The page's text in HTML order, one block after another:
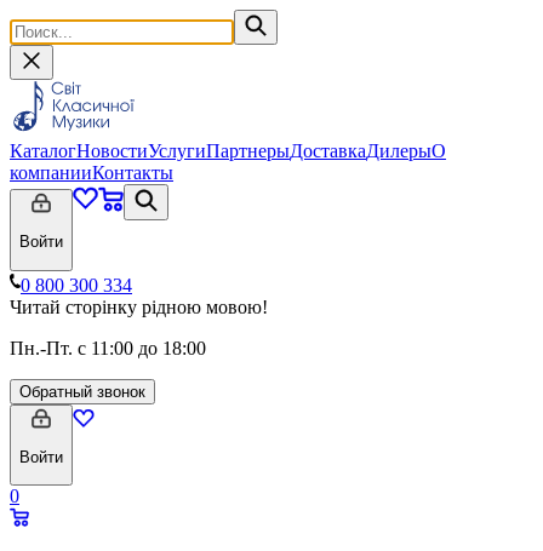
КаталогНовостиУслугиПартнерыДоставкаДилерыО
компанииКонтакты
Войти
0 800 300 334
Читай сторінку рідною мовою!
Пн.-Пт. с 11:00 до 18:00
Обратный звонок
Войти
0